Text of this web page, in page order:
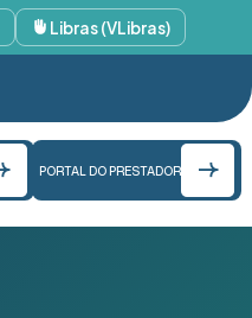
Libras (VLibras)
PORTAL DO PRESTADOR